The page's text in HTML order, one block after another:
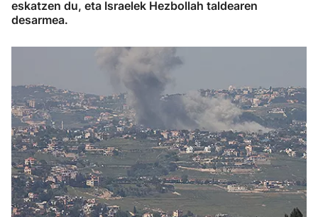
eskatzen du, eta Israelek Hezbollah taldearen
desarmea.